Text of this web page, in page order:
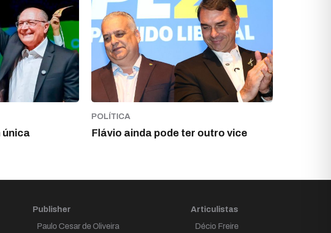
única
POLÍTICA
Flávio ainda pode ter outro vice
Publisher
Paulo Cesar de Oliveira
Articulistas
Décio Freire